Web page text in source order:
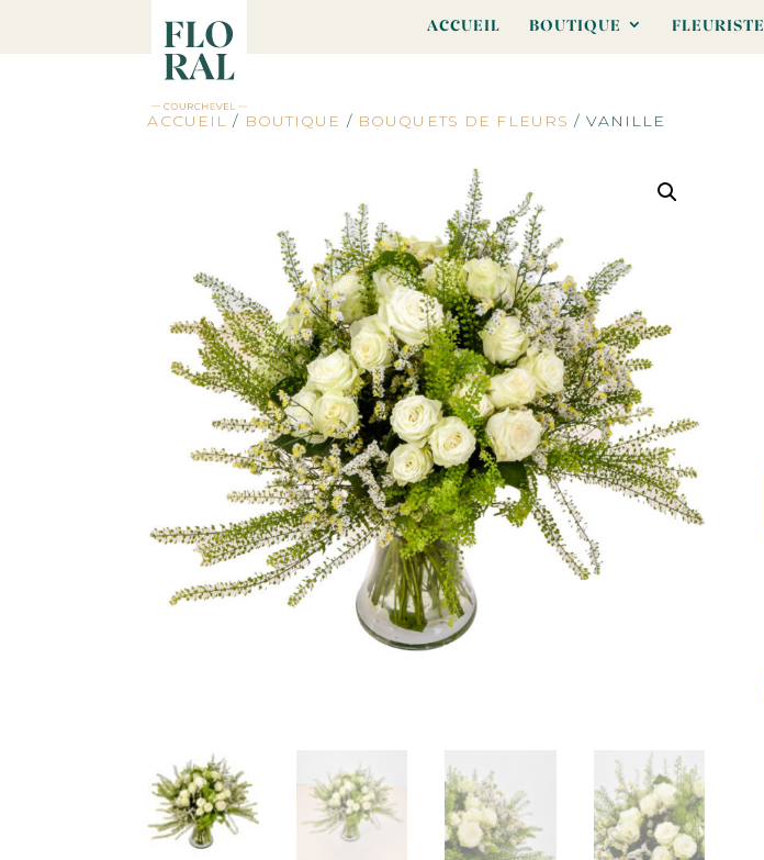
ACCUEIL BOUTIQUE FLEURISTE
ACCUEIL / BOUTIQUE / BOUQUETS DE FLEURS / VANILLE